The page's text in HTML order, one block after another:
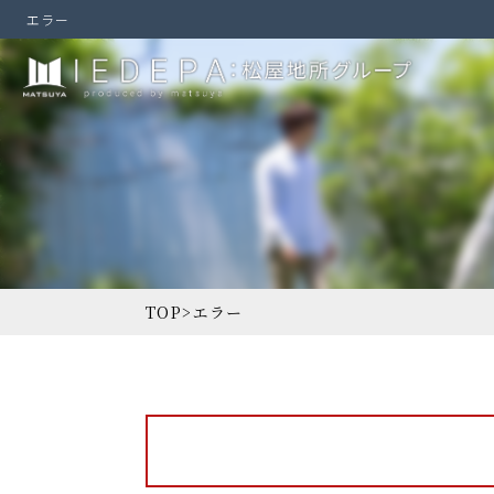
エラー
TOP>エラー